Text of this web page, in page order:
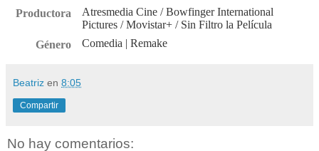
Productora
Atresmedia Cine / Bowfinger International
Pictures / Movistar+ / Sin Filtro la Película
Género
Comedia | Remake
Beatriz en 8:05
Compartir
No hay comentarios: